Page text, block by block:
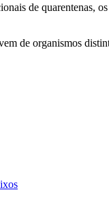
de quarentenas,
de organismos